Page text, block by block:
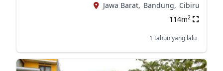
Jawa Barat, Bandung, Cibiru
114m2
1 tahun yang lalu